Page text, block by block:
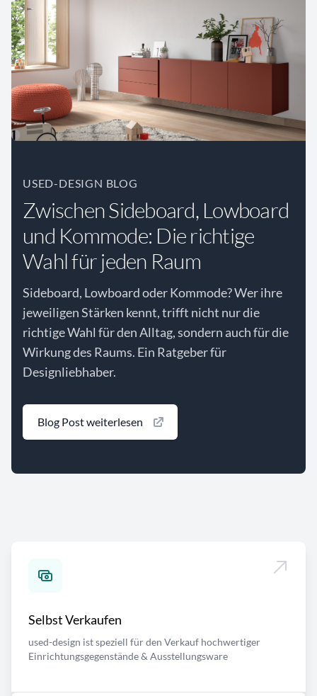
USED-DESIGN BLOG
Zwischen Sideboard, Lowboard
und Kommode: Die richtige
Wahl für jeden Raum
Sideboard, Lowboard oder Kommode? Wer ihre
jeweiligen Stärken kennt, trifft nicht nur die
richtige Wahl für den Alltag, sondern auch für die
Wirkung des Raums. Ein Ratgeber für
Designliebhaber.
Blog Post weiterlesen
Selbst Verkaufen
used-design ist speziell für den Verkauf hochwertiger
Einrichtungsgegenstände & Ausstellungsware